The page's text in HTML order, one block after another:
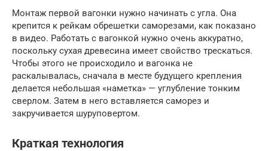
Монтаж первой вагонки нужно начинать с угла. Она
крепится к рейкам обрешетки саморезами, как показано
в видео. Работать с вагонкой нужно очень аккуратно,
поскольку сухая древесина имеет свойство трескаться.
Чтобы этого не происходило и вагонка не
раскалывалась, сначала в месте будущего крепления
делается небольшая «наметка» — углубление тонким
сверлом. Затем в него вставляется саморез и
закручивается шуруповертом.
Краткая технология